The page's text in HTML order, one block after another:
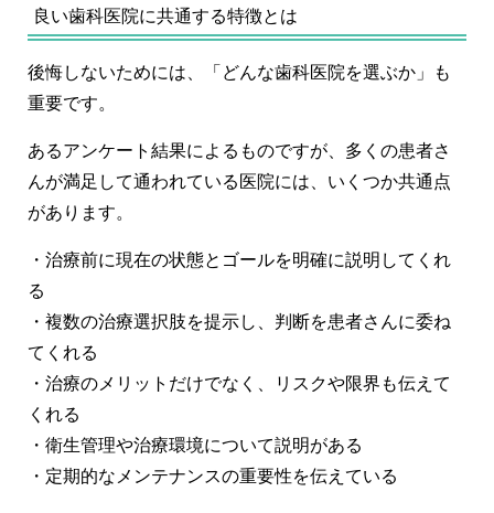
良い歯科医院に共通する特徴とは
後悔しないためには、「どんな歯科医院を選ぶか」も
重要です。
あるアンケート結果によるものですが、多くの患者さ
んが満足して通われている医院には、いくつか共通点
があります。
・治療前に現在の状態とゴールを明確に説明してくれ
る
・複数の治療選択肢を提示し、判断を患者さんに委ね
てくれる
・治療のメリットだけでなく、リスクや限界も伝えて
くれる
・衛生管理や治療環境について説明がある
・定期的なメンテナンスの重要性を伝えている